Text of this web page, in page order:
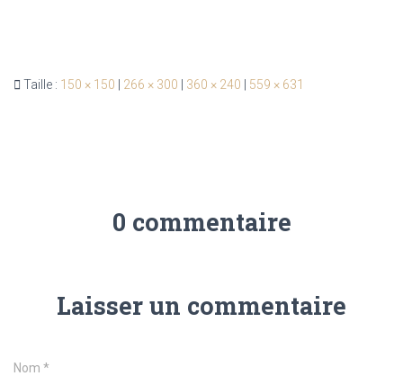
Taille : 150 × 150 266 × 300 360 × 240 559 × 631
0 commentaire
Laisser un commentaire
Nom *